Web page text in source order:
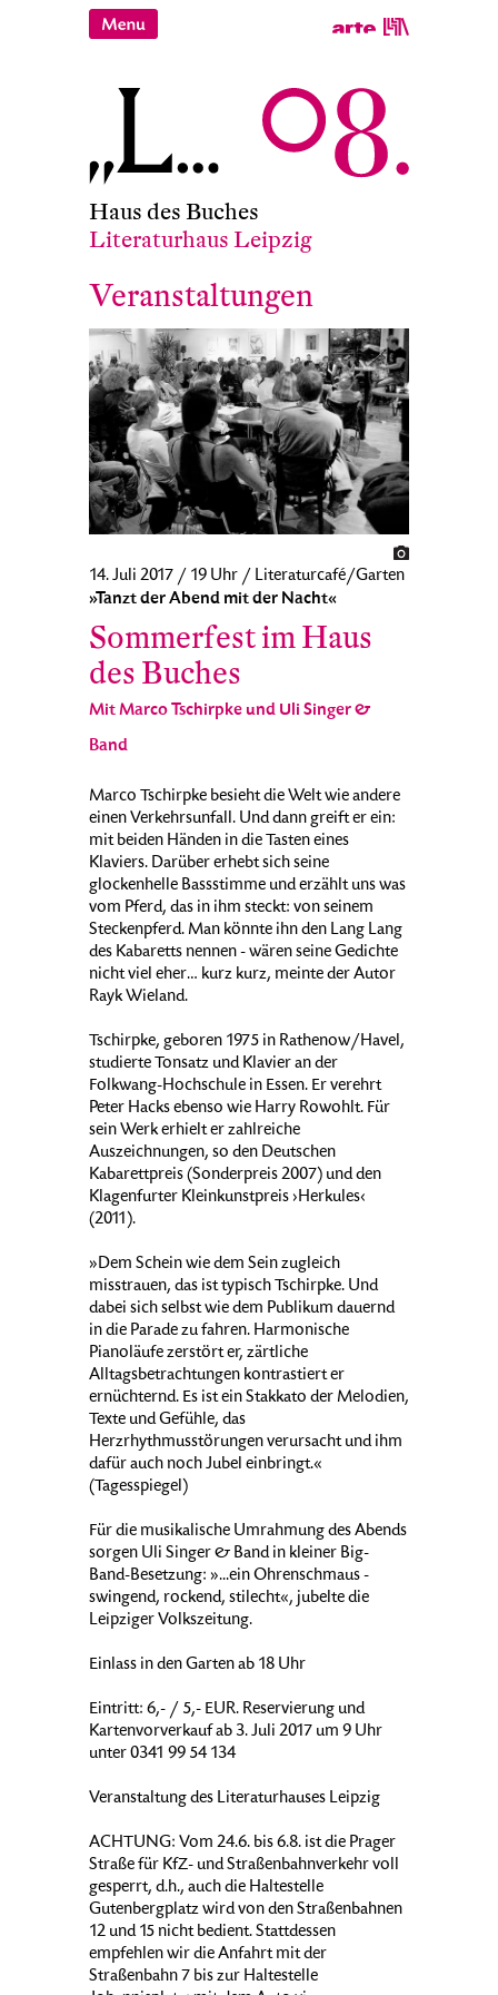
Haus des Buches
Literaturhaus Leipzig
Veranstaltungen
14. Juli 2017 / 19 Uhr / Literaturcafé/Garten
»Tanzt der Abend mit der Nacht«
Sommerfest im Haus
des Buches
Mit Marco Tschirpke und Uli Singer &
Band
Marco Tschirpke besieht die Welt wie andere
einen Verkehrsunfall. Und dann greift er ein:
mit beiden Händen in die Tasten eines
Klaviers. Darüber erhebt sich seine
glockenhelle Bassstimme und erzählt uns was
vom Pferd, das in ihm steckt: von seinem
Steckenpferd. Man könnte ihn den Lang Lang
des Kabaretts nennen - wären seine Gedichte
nicht viel eher… kurz kurz, meinte der Autor
Rayk Wieland.
Tschirpke, geboren 1975 in Rathenow/Havel,
studierte Tonsatz und Klavier an der
Folkwang-Hochschule in Essen. Er verehrt
Peter Hacks ebenso wie Harry Rowohlt. Für
sein Werk erhielt er zahlreiche
Auszeichnungen, so den Deutschen
Kabarettpreis (Sonderpreis 2007) und den
Klagenfurter Kleinkunstpreis ›Herkules‹
(2011).
»Dem Schein wie dem Sein zugleich
misstrauen, das ist typisch Tschirpke. Und
dabei sich selbst wie dem Publikum dauernd
in die Parade zu fahren. Harmonische
Pianoläufe zerstört er, zärtliche
Alltagsbetrachtungen kontrastiert er
ernüchternd. Es ist ein Stakkato der Melodien,
Texte und Gefühle, das
Herzrhythmusstörungen verursacht und ihm
dafür auch noch Jubel einbringt.«
(Tagesspiegel)
Für die musikalische Umrahmung des Abends
sorgen Uli Singer & Band in kleiner Big-
Band-Besetzung: »...ein Ohrenschmaus -
swingend, rockend, stilecht«, jubelte die
Leipziger Volkszeitung.
Einlass in den Garten ab 18 Uhr
Eintritt: 6,- / 5,- EUR. Reservierung und
Kartenvorverkauf ab 3. Juli 2017 um 9 Uhr
unter 0341 99 54 134
Veranstaltung des Literaturhauses Leipzig
ACHTUNG: Vom 24.6. bis 6.8. ist die Prager
Straße für KfZ- und Straßenbahnverkehr voll
gesperrt, d.h., auch die Haltestelle
Gutenbergplatz wird von den Straßenbahnen
12 und 15 nicht bedient. Stattdessen
empfehlen wir die Anfahrt mit der
Straßenbahn 7 bis zur Haltestelle